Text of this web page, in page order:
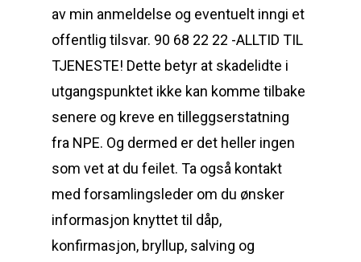
av min anmeldelse og eventuelt inngi et
offentlig tilsvar. 90 68 22 22 -ALLTID TIL
TJENESTE! Dette betyr at skadelidte i
utgangspunktet ikke kan komme tilbake
senere og kreve en tilleggserstatning
fra NPE. Og dermed er det heller ingen
som vet at du feilet. Ta også kontakt
med forsamlingsleder om du ønsker
informasjon knyttet til dåp,
konfirmasjon, bryllup, salving og